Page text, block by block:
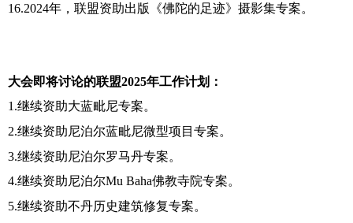
16.2024年，联盟资助出版《佛陀的足迹》摄影集专案。
大会即将讨论的联盟2025年工作计划：
1.继续资助大蓝毗尼专案。
2.继续资助尼泊尔蓝毗尼微型项目专案。
3.继续资助尼泊尔罗马丹专案。
4.继续资助尼泊尔Mu Baha佛教寺院专案。
5.继续资助不丹历史建筑修复专案。